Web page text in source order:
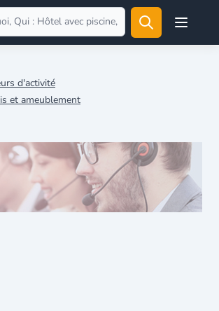
Open
d'activité
et ameublement